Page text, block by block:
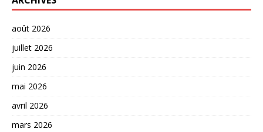
août 2026
juillet 2026
juin 2026
mai 2026
avril 2026
mars 2026